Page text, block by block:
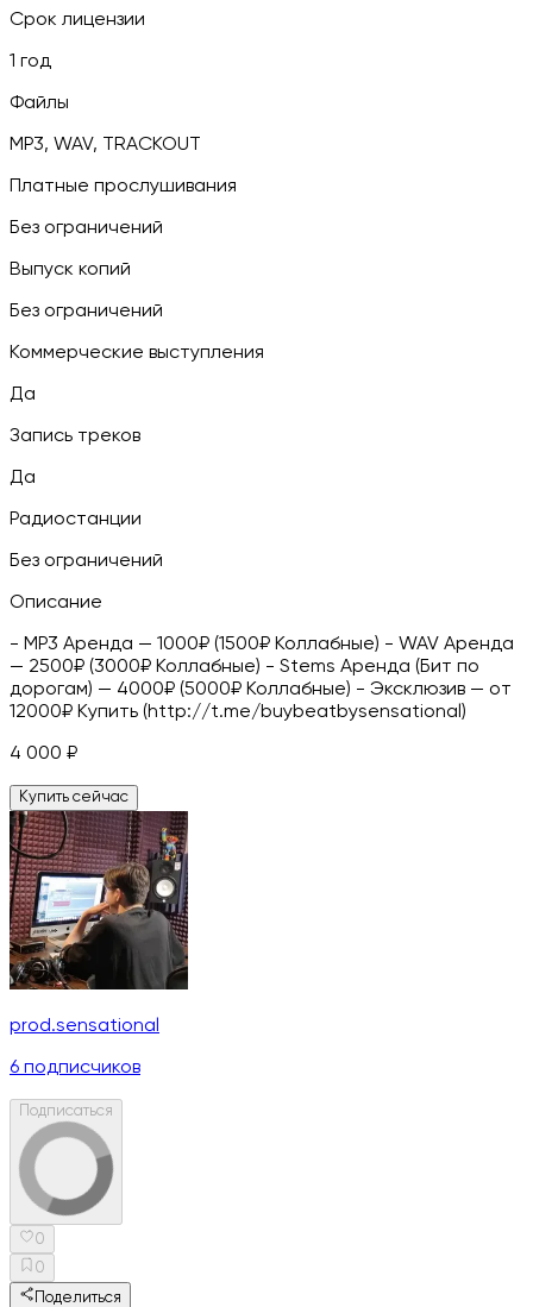
Срок лицензии
1 год
Файлы
MP3, WAV, TRACKOUT
Платные прослушивания
Без ограничений
Выпуск копий
Без ограничений
Коммерческие выступления
Да
Запись треков
Да
Радиостанции
Без ограничений
Описание
- MP3 Аренда — 1000₽ (1500₽ Коллабные) - WAV Аренда
— 2500₽ (3000₽ Коллабные) - Stems Аренда (Бит по
дорогам) — 4000₽ (5000₽ Коллабные) - Эксклюзив — от
12000₽ Купить (http://t.me/buybeatbysensational)
4 000 ₽
Купить сейчас
prod.sensational
6 подписчиков
Подписаться
0
0
Поделиться